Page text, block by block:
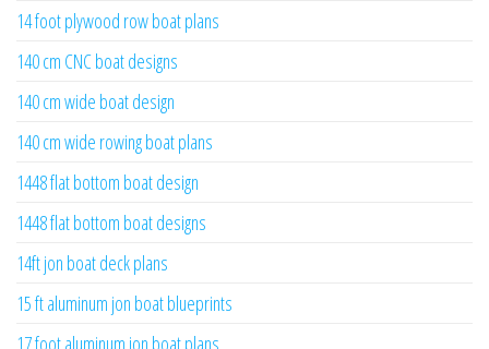
14 foot plywood row boat plans
140 cm CNC boat designs
140 cm wide boat design
140 cm wide rowing boat plans
1448 flat bottom boat design
1448 flat bottom boat designs
14ft jon boat deck plans
15 ft aluminum jon boat blueprints
17 foot aluminum jon boat plans